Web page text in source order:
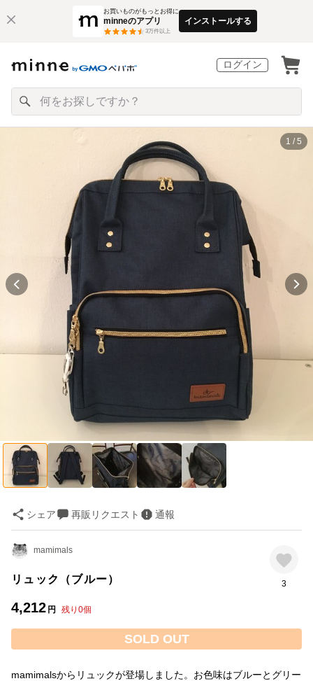
お買いものがもっとお得に
minneのアプリ
3万件以上
インストールする
ログイン
1 / 5
シェア 再販リクエスト 通報
mamimals
リュック（ブルー）
4,212 円 残り 0個
3
SOLD OUT
mamimalsからリュックが登場しました。お色味はブルーとグリー